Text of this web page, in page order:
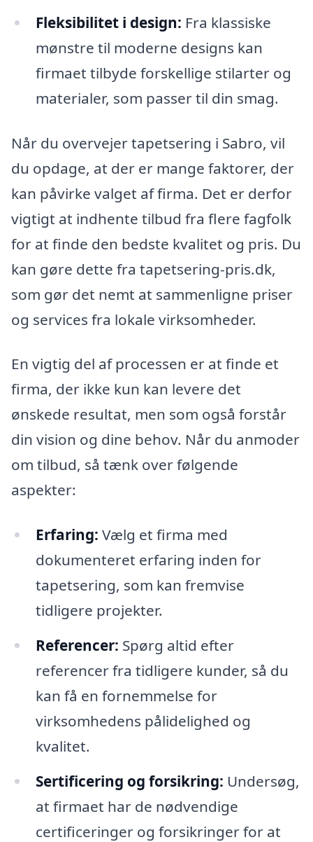
Fleksibilitet i design: Fra klassiske
mønstre til moderne designs kan
firmaet tilbyde forskellige stilarter og
materialer, som passer til din smag.
Når du overvejer tapetsering i Sabro, vil
du opdage, at der er mange faktorer, der
kan påvirke valget af firma. Det er derfor
vigtigt at indhente tilbud fra flere fagfolk
for at finde den bedste kvalitet og pris. Du
kan gøre dette fra tapetsering-pris.dk,
som gør det nemt at sammenligne priser
og services fra lokale virksomheder.
En vigtig del af processen er at finde et
firma, der ikke kun kan levere det
ønskede resultat, men som også forstår
din vision og dine behov. Når du anmoder
om tilbud, så tænk over følgende
aspekter:
Erfaring: Vælg et firma med
dokumenteret erfaring inden for
tapetsering, som kan fremvise
tidligere projekter.
Referencer: Spørg altid efter
referencer fra tidligere kunder, så du
kan få en fornemmelse for
virksomhedens pålidelighed og
kvalitet.
Sertificering og forsikring: Undersøg,
at firmaet har de nødvendige
certificeringer og forsikringer for at